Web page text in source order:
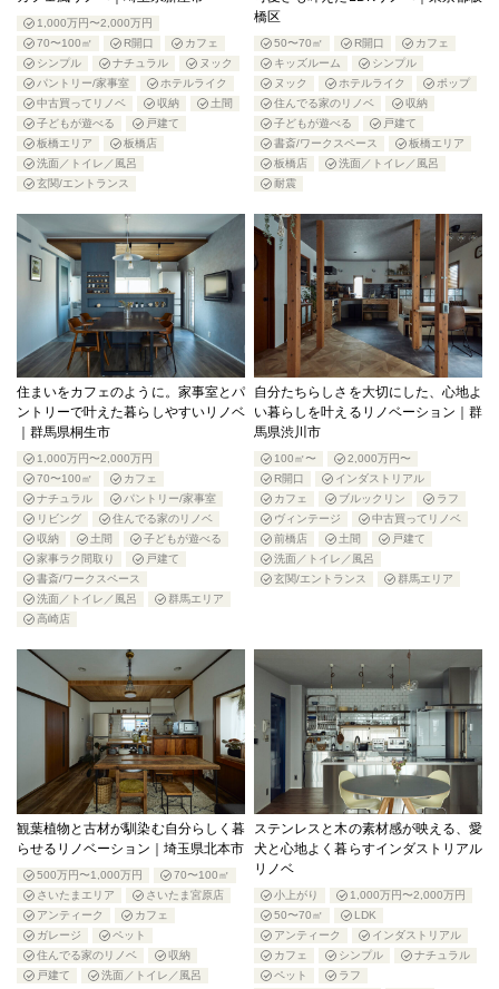
1,000万円〜2,000万円
70〜100㎡
R開口
カフェ
シンプル
ナチュラル
ヌック
パントリー/家事室
ホテルライク
中古買ってリノベ
収納
土間
子どもが遊べる
戸建て
板橋エリア
板橋店
洗面／トイレ／風呂
玄関/エントランス
橋区
50〜70㎡ R開口
カフェ
キッズルーム
シンプル
ヌック
ホテルライク
ポップ
住んでる家のリノベ
収納
子どもが遊べる
戸建て
書斎/ワークスペース
板橋エリア
板橋店
洗面／トイレ／風呂
耐震
住まいをカフェのように。家事室とパ
ントリーで叶えた暮らしやすいリノベ
｜群馬県桐生市
1,000万円〜2,000万円
70〜100㎡
カフェ
ナチュラル
パントリー/家事室
リビング
住んでる家のリノベ
収納
土間
子どもが遊べる
家事ラク間取り
戸建て
書斎/ワークスペース
洗面／トイレ／風呂
群馬エリア
高崎店
自分たちらしさを大切にした、心地よ
い暮らしを叶えるリノベーション｜群
馬県渋川市
100㎡〜
2,000万円〜
R開口
インダストリアル
カフェ
ブルックリン
ラフ
ヴィンテージ
中古買ってリノベ
前橋店
土間
戸建て
洗面／トイレ／風呂
玄関/エントランス
群馬エリア
観葉植物と古材が馴染む自分らしく暮
らせるリノベーション｜埼玉県北本市
500万円〜1,000万円
70〜100㎡
さいたまエリア
さいたま宮原店
アンティーク
カフェ
ガレージ
ペット
住んでる家のリノベ
収納
戸建て
洗面／トイレ／風呂
ステンレスと木の素材感が映える、愛
犬と心地よく暮らすインダストリアル
リノベ
小上がり
1,000万円〜2,000万円
50〜70㎡
LDK
アンティーク
インダストリアル
カフェ
シンプル
ナチュラル
ペット
ラフ